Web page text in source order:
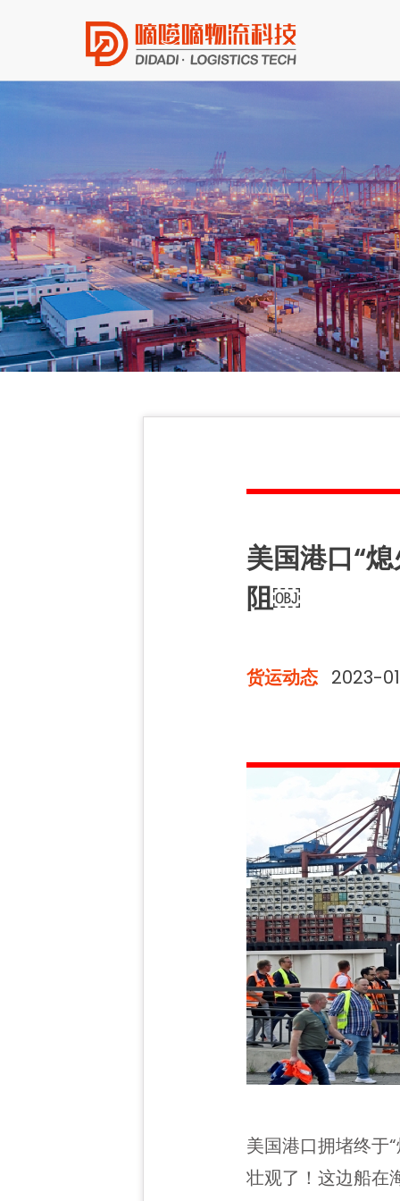
美国港口“
阻￼
货运动态 2023-
美国港口拥堵终于
壮观了！这边船在